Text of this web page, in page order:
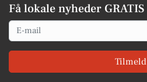
Få lokale nyheder GRATIS
Email
Tilmeld